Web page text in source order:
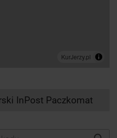
InPost Paczkomat